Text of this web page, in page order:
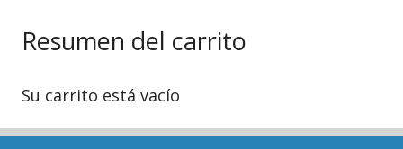
Resumen del carrito
Su carrito está vacío